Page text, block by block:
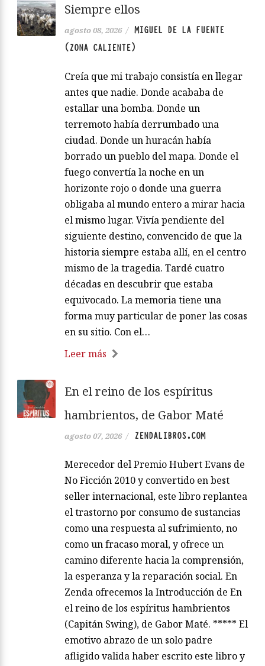
Siempre ellos
agosto 08, 2026 / MIGUEL DE LA FUENTE
(ZONA CALIENTE)
Creía que mi trabajo consistía en llegar
antes que nadie. Donde acababa de
estallar una bomba. Donde un
terremoto había derrumbado una
ciudad. Donde un huracán había
borrado un pueblo del mapa. Donde el
fuego convertía la noche en un
horizonte rojo o donde una guerra
obligaba al mundo entero a mirar hacia
el mismo lugar. Vivía pendiente del
siguiente destino, convencido de que la
historia siempre estaba allí, en el centro
mismo de la tragedia. Tardé cuatro
décadas en descubrir que estaba
equivocado. La memoria tiene una
forma muy particular de poner las cosas
en su sitio. Con el…
Leer más
En el reino de los espíritus
hambrientos, de Gabor Maté
agosto 07, 2026 / ZENDALIBROS.COM
Merecedor del Premio Hubert Evans de
No Ficción 2010 y convertido en best
seller internacional, este libro replantea
el trastorno por consumo de sustancias
como una respuesta al sufrimiento, no
como un fracaso moral, y ofrece un
camino diferente hacia la comprensión,
la esperanza y la reparación social. En
Zenda ofrecemos la Introducción de En
el reino de los espíritus hambrientos
(Capitán Swing), de Gabor Maté. ***** El
emotivo abrazo de un solo padre
afligido valida haber escrito este libro y